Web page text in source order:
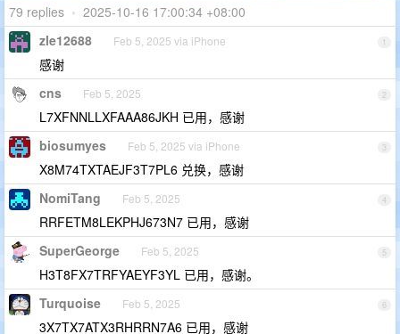
79 replies • 2025-10-16 17:00:34 +08:00
1
zle12688 Feb 5, 2025 via iPhone
感谢
2
cns Feb 5, 2025
L7XFNNLLXFAAA86JKH 已用，感谢
3
biosumyes Feb 5, 2025 via iPhone
X8M74TXTAEJF3T7PL6 兑换，感谢
4
NomiTang Feb 5, 2025
RRFETM8LEKPHJ673N7 已用，感谢
5
SuperGeorge Feb 5, 2025
H3T8FX7TRFYAEYF3YL 已用，感谢。
6
Turquoise Feb 5, 2025
3X7TX7ATX3RHRRN7A6 已用，感谢